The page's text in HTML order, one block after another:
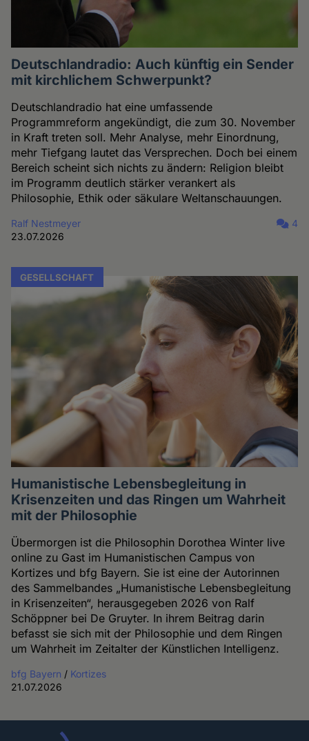
Deutschlandradio: Auch künftig ein Sender
mit kirchlichem Schwerpunkt?
Deutschlandradio hat eine umfassende
Programmreform angekündigt, die zum 30. November
in Kraft treten soll. Mehr Analyse, mehr Einordnung,
mehr Tiefgang lautet das Versprechen. Doch bei einem
Bereich scheint sich nichts zu ändern: Religion bleibt
im Programm deutlich stärker verankert als
Philosophie, Ethik oder säkulare Weltanschauungen.
Ralf Nestmeyer
23.07.2026
4
GESELLSCHAFT
Humanistische Lebensbegleitung in
Krisenzeiten und das Ringen um Wahrheit
mit der Philosophie
Übermorgen ist die Philosophin Dorothea Winter live
online zu Gast im Humanistischen Campus von
Kortizes und bfg Bayern. Sie ist eine der Autorinnen
des Sammelbandes „Humanistische Lebensbegleitung
in Krisenzeiten“, herausgegeben 2026 von Ralf
Schöppner bei De Gruyter. In ihrem Beitrag darin
befasst sie sich mit der Philosophie und dem Ringen
um Wahrheit im Zeitalter der Künstlichen Intelligenz.
bfg Bayern / Kortizes
21.07.2026